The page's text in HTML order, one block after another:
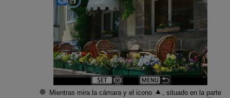
Mientras mira la cámara y el icono
, situado en la parte